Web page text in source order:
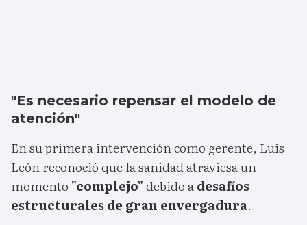
"Es necesario repensar el modelo de
atención"
En su primera intervención como gerente, Luis
León reconoció que la sanidad atraviesa un
momento "complejo"debido adesafíos
estructurales de gran envergadura.